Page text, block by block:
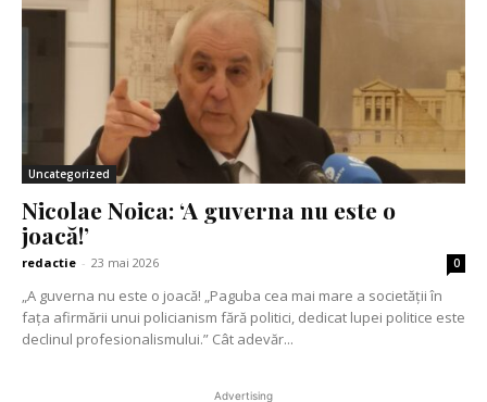
Uncategorized
Nicolae Noica: ‘A guverna nu este o
joacă!’
redactie - 23 mai 2026 0
„A guverna nu este o joacă! „Paguba cea mai mare a societății în
fața afirmării unui policianism fără politici, dedicat lupei politice este
declinul profesionalismului.” Cât adevăr...
Advertising